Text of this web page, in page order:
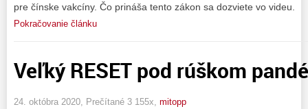
pre čínske vakcíny. Čo prináša tento zákon sa dozviete vo videu.
Pokračovanie článku
Veľký RESET pod rúškom
24. októbra 2020, Prečítané 3 155x, mitopp